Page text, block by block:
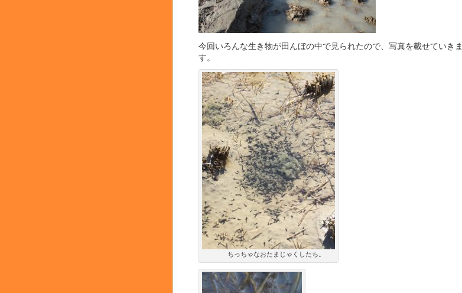
今回いろんな生き物が田んぼの中で見られたので、写真を載せていきま
す。
ちっちゃなおたまじゃくしたち。